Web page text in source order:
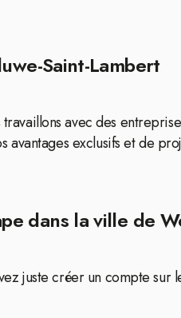
Saint-Lambert
avec des
exclusifs et de
dans la ville de
juste créer un compte